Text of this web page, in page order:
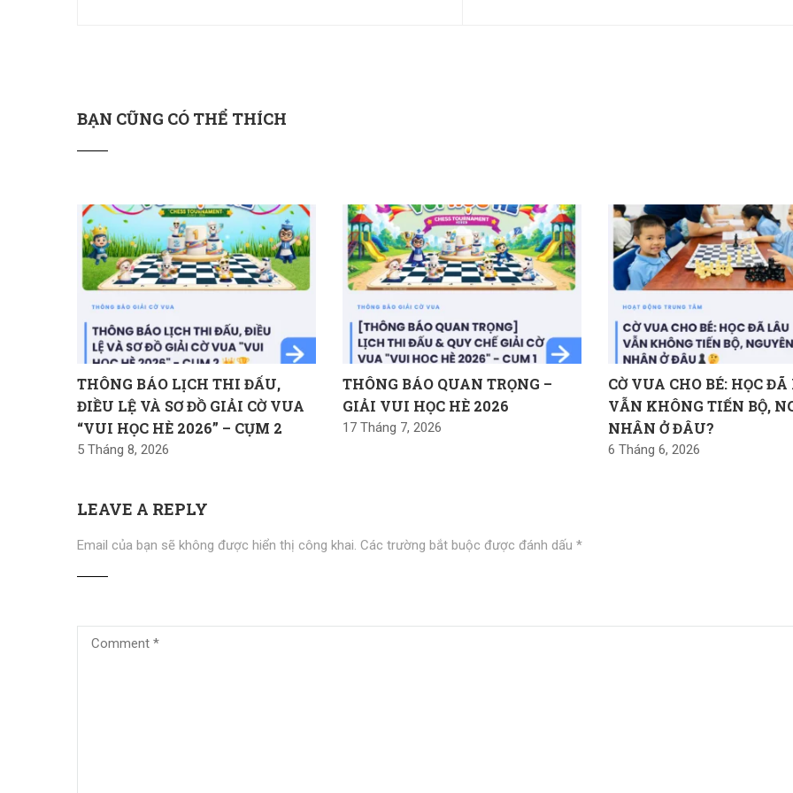
BẠN CŨNG CÓ THỂ THÍCH
THÔNG BÁO LỊCH THI ĐẤU,
ĐIỀU LỆ VÀ SƠ ĐỒ GIẢI CỜ VUA
“VUI HỌC HÈ 2026” – CỤM 2
5 Tháng 8, 2026
THÔNG BÁO QUAN TRỌNG –
GIẢI VUI HỌC HÈ 2026
17 Tháng 7, 2026
CỜ VUA CHO BÉ: HỌC
VẪN KHÔNG TIẾN BỘ,
NHÂN Ở ĐÂU?
6 Tháng 6, 2026
LEAVE A REPLY
Email của bạn sẽ không được hiển thị công khai. Các trường bắt buộc được đánh dấu *